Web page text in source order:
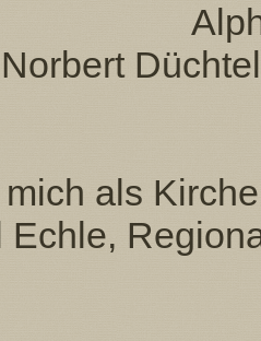
mich als
Echle,